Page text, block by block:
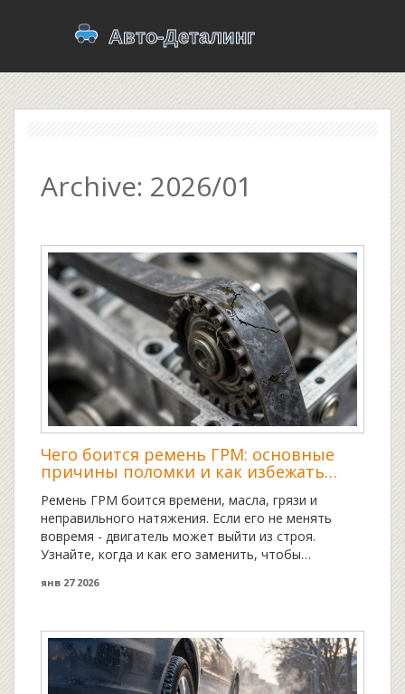
Archive: 2026/01
Чего боится ремень ГРМ: основные
причины поломки и как избежать
дорогостоящего ремонта
Ремень ГРМ боится времени, масла, грязи и
неправильного натяжения. Если его не менять
вовремя - двигатель может выйти из строя.
Узнайте, когда и как его заменить, чтобы
янв 27 2026